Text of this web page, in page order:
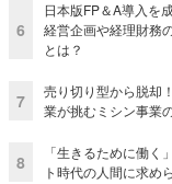
6
日本版FP＆A導入を
経営企画や経理財務
とは？
7
売り切り型から脱却
業が挑むミシン事業
8
「生きるために働く
ト時代の人間に求め